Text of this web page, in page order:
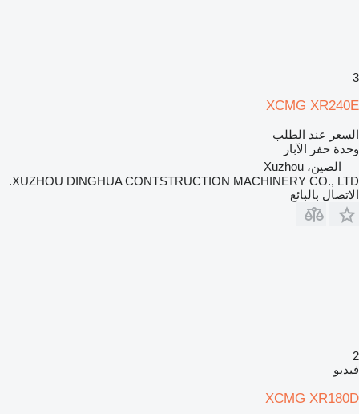
3
XCMG XR240E
السعر عند الطلب
وحدة حفر الآبار
الصين، Xuzhou
XUZHOU DINGHUA CONTSTRUCTION MACHINERY CO., LTD.
الاتصال بالبائع
2
فيديو
XCMG XR180D